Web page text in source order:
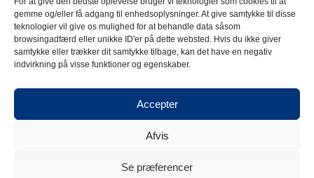
gemme og/eller få adgang til enhedsoplysninger. At give samtykke til disse
teknologier vil give os mulighed for at behandle data såsom
browsingadfærd eller unikke ID'er på dette websted. Hvis du ikke giver
samtykke eller trækker dit samtykke tilbage, kan det have en negativ
indvirkning på visse funktioner og egenskaber.
Accepter
Afvis
Se præferencer
Aktuell
Kontakt os
Berner Group Supplier Code of
Privacy policy
Berner Medical
NO
Berner Medical